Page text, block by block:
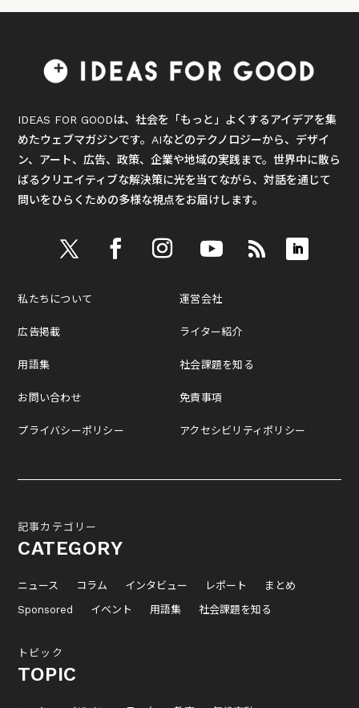
IDEAS FOR GOODは、社会を「もっと」よくするアイデアを集
めたウェブマガジンです。AIなどのテクノロジーから、デザイ
ン、アート、広告、政策、企業や地域の実践まで。世界中に散ら
ばるクリエイティブな解決策に光を当てながら、対話を通じて
問いをひらくための多様な視点をお届けします。
私たちについて
広告掲載
用語集
お問い合わせ
プライバシーポリシー
運営会社
ライター紹介
社会課題を知る
免責事項
アクセシビリティポリシー
記事カテゴリー
CATEGORY
ニュース コラム インタビュー レポート
まとめ
Sponsored
イベント 用語集 社会課題を知る
トピック
TOPIC